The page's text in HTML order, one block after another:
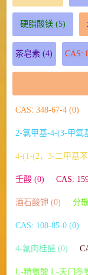
硬脂酸镁(5)
茶皂素 (4) CAS:
CAS: 348-67-4 (0)
2-氯甲基-4-(3-甲氧
4-(1-(2，3-二甲基
壬酸 (0) CAS:
酒石酸钾 (0) 分
CAS: 108-85-0 (0)
4-氟肉桂醛 (0)
L-精氨酸 L-天门冬